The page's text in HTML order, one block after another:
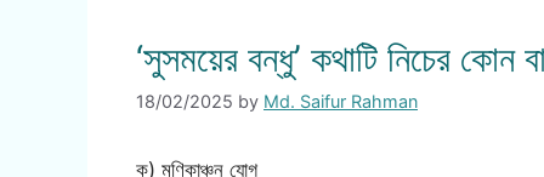
‘সুসময়ের বন্ধু’ কথাটি নিচের কোন
18/02/2025 by Md. Saifur Rahman
ক) মণিকাঞ্চন যোগ